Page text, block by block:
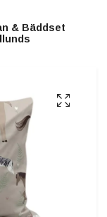
& Bäddset